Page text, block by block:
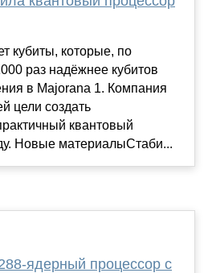
кубиты, которые, по
раз надёжнее кубитов
в Majorana 1. Компания
цели создать
квантовый
Новые материалыСтаби...
ядерный процессор с